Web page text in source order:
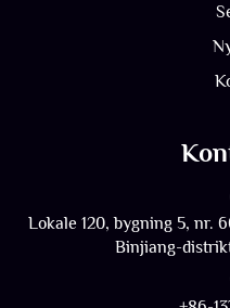
Lokale 120, bygning 5, nr.
Binjiang-